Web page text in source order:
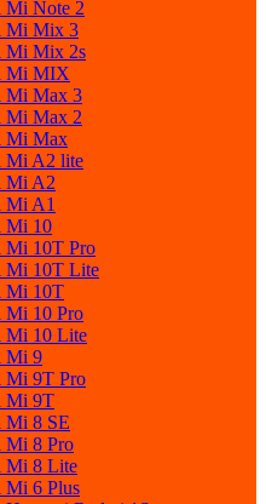
Mi Note 2
Mi Mix 3
Mi Mix 2s
Mi MIX
Mi Max 3
Mi Max 2
Mi Max
Mi A2 lite
Mi A2
Mi A1
Mi 10
Mi 10T Pro
Mi 10T Lite
Mi 10T
Mi 10 Pro
Mi 10 Lite
Mi 9
Mi 9T Pro
Mi 9T
Mi 8 SE
Mi 8 Pro
Mi 8 Lite
Mi 6 Plus